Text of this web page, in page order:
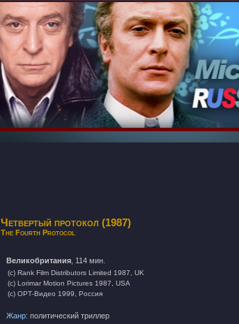
Четвертый протокол (1987)
The Fourth Protocol
Великобритания , 114 мин.
(c) Rank Film Distributors Limited 1987, UK
(c) Lorimar Motion Pictures 1987, USA
(c) ОРТ-Видео 1999, Россия
Жанр: политический триллер